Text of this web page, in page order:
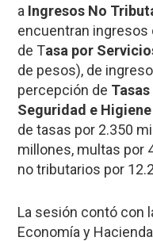
a Ingresos No
encuentran ingresos
de Tasa por
de pesos), de
percepción de
Seguridad e Higiene
de tasas por 2.350
millones, multas por
no tributarios por
La sesión contó con
Economía y